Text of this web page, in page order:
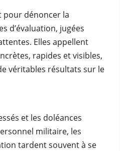
pour dénoncer la
d’évaluation, jugées
Elles appellent
rapides et visibles,
véritables résultats sur le
et les doléances
militaire, les
tardent souvent à se